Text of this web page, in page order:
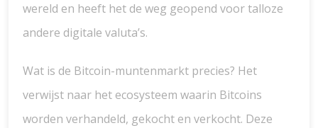
wereld en heeft het de weg geopend voor talloze
andere digitale valuta’s.
Wat is de Bitcoin-muntenmarkt precies? Het
verwijst naar het ecosysteem waarin Bitcoins
worden verhandeld, gekocht en verkocht. Deze